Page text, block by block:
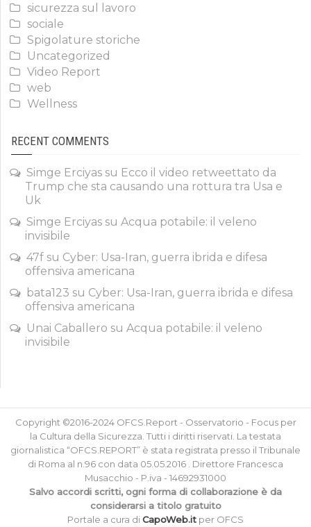
sicurezza sul lavoro
sociale
Spigolature storiche
Uncategorized
Video Report
web
Wellness
RECENT COMMENTS
Simge Erciyas su Ecco il video retweettato da
Trump che sta causando una rottura tra Usa e
Uk
Simge Erciyas su Acqua potabile: il veleno
invisibile
47f su Cyber: Usa-Iran, guerra ibrida e difesa
offensiva americana
bata123 su Cyber: Usa-Iran, guerra ibrida e difesa
offensiva americana
Unai Caballero su Acqua potabile: il veleno
invisibile
Copyright ©2016-2024 OFCS.Report - Osservatorio - Focus per
la Cultura della Sicurezza. Tutti i diritti riservati. La testata
giornalistica “OFCS.REPORT” è stata registrata presso il Tribunale
di Roma al n.96 con data 05.05.2016 . Direttore Francesca
Musacchio - P.iva - 14692931000
Salvo accordi scritti, ogni forma di collaborazione è da
considerarsi a titolo gratuito
Portale a cura diCapoWeb.it per OFCS